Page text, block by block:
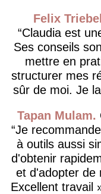
Felix Triebel
Claudia est
Ses conseils
mettre en
structurer mes
sûr de moi. Je
Tapan Mulam
Je
à outils aussi
d'obtenir
et d'adopter de
Excellent travail